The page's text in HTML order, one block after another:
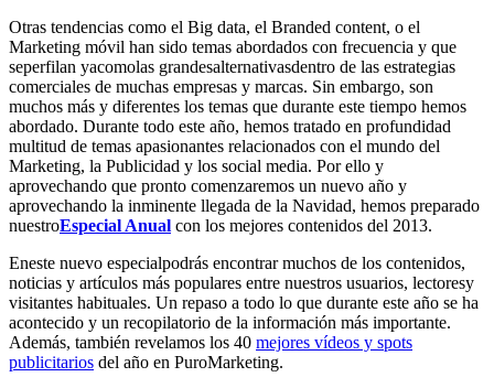
Otras tendencias como el Big data, el Branded content, o el
Marketing móvil han sido temas abordados con frecuencia y que
seperfilan yacomolas grandesalternativasdentro de las estrategias
comerciales de muchas empresas y marcas. Sin embargo, son
muchos más y diferentes los temas que durante este tiempo hemos
abordado. Durante todo este año, hemos tratado en profundidad
multitud de temas apasionantes relacionados con el mundo del
Marketing, la Publicidad y los social media. Por ello y
aprovechando que pronto comenzaremos un nuevo año y
aprovechando la inminente llegada de la Navidad, hemos preparado
nuestroEspecial Anual con los mejores contenidos del 2013.
Eneste nuevo especialpodrás encontrar muchos de los contenidos,
noticias y artículos más populares entre nuestros usuarios, lectoresy
visitantes habituales. Un repaso a todo lo que durante este año se ha
acontecido y un recopilatorio de la información más importante.
Además, también revelamos los 40 mejores vídeos y spots
publicitarios del año en PuroMarketing.